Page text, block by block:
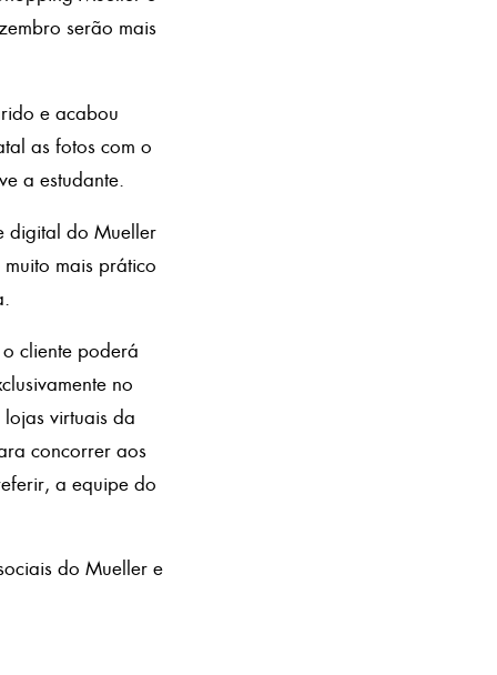
serão mais
e acabou
as fotos com o
a estudante.
digital do Mueller
mais prático
cliente poderá
no
virtuais da
concorrer aos
a equipe do
do Mueller e